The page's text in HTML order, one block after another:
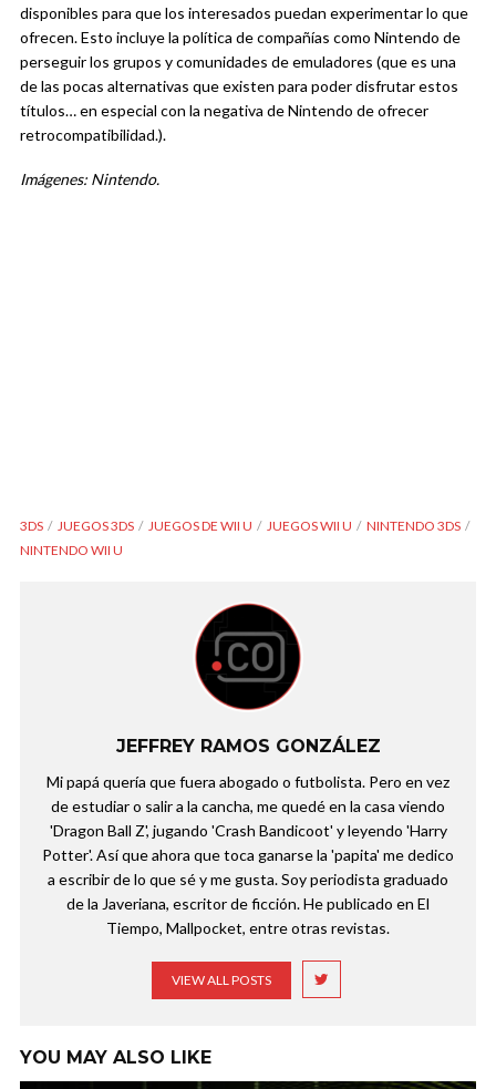
disponibles para que los interesados puedan experimentar lo que
ofrecen. Esto incluye la política de compañías como Nintendo de
perseguir los grupos y comunidades de emuladores (que es una
de las pocas alternativas que existen para poder disfrutar estos
títulos… en especial con la negativa de Nintendo de ofrecer
retrocompatibilidad.).
Imágenes: Nintendo.
3DS JUEGOS 3DS JUEGOS DE WII U JUEGOS WII U
NINTENDO 3DS
NINTENDO WII U
JEFFREY RAMOS GONZÁLEZ
Mi papá quería que fuera abogado o futbolista. Pero en vez
de estudiar o salir a la cancha, me quedé en la casa viendo
'Dragon Ball Z', jugando 'Crash Bandicoot' y leyendo 'Harry
Potter'. Así que ahora que toca ganarse la 'papita' me dedico
a escribir de lo que sé y me gusta. Soy periodista graduado
de la Javeriana, escritor de ficción. He publicado en El
Tiempo, Mallpocket, entre otras revistas.
VIEW ALL POSTS
YOU MAY ALSO LIKE